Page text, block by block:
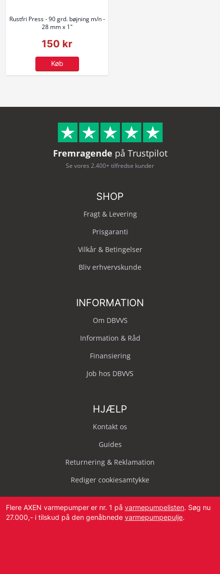
Rustfri Press - 90 grd. bøjning m/n -
28 mm x 1"
150 kr
Køb
Fremragende på Trustpilot
Se vores 2.400+ tilfredse kunder
SHOP
Fragt & Levering
Prisgaranti
Vilkår & Betingelser
Bliv erhvervskunde
INFORMATION
Om DBVVS
Information & Råd
Finansiering
Job hos DBVVS
HJÆLP
Kontakt os
Guides
Returnering & Reklamation
Rediger cookiesamtykke
Flere AXEN varmepumper er nr. 1 på varmepumpelisten. Søg nu
27.000,- i tilskud på den genåbnede varmepumpepulje.